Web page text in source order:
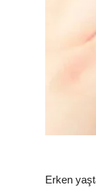
Erken